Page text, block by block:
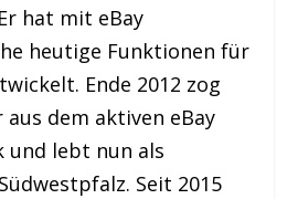
hat mit eBay
heutige Funktionen für
Ende 2012 zog
dem aktiven eBay
und lebt nun als
Seit 2015